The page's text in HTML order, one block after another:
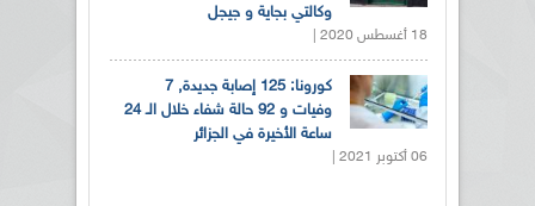
وكالتي بجاية و جيجل
18 أغسطس 2020 |
كورونا: 125 إصابة جديدة, 7
وفيات و 92 حالة شفاء خلال الـ 24
ساعة الأخيرة في الجزائر
06 أكتوبر 2021 |